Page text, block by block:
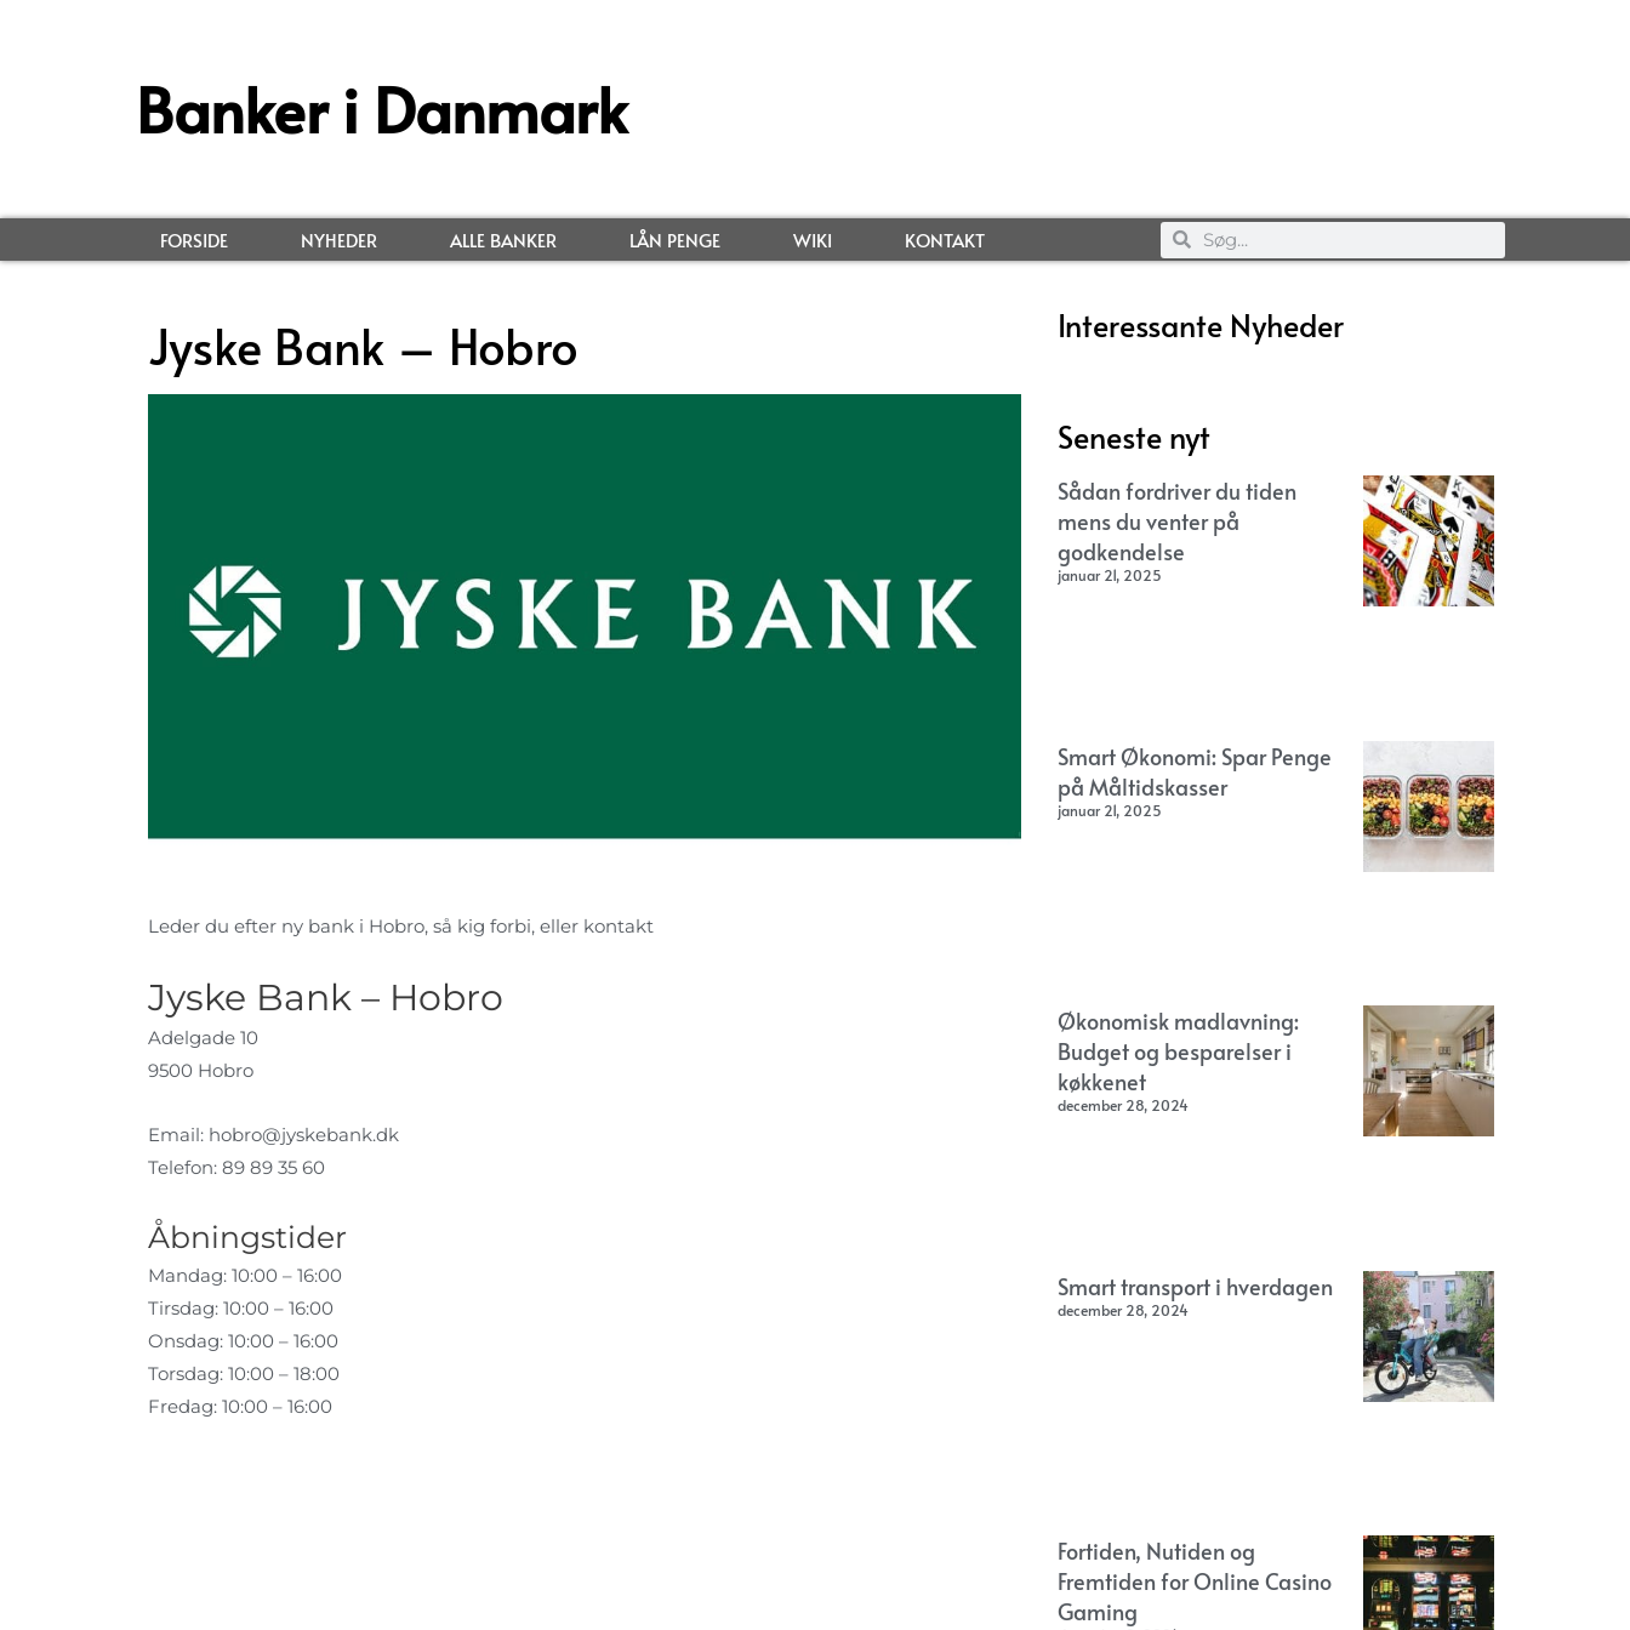
Banker i Danmark
FORSIDE NYHEDER ALLE BANKER LÅN PENGE WIKI KONTAKT
Jyske Bank – Hobro
Leder du efter ny bank i Hobro, så kig forbi, eller kontakt
Jyske Bank – Hobro
Adelgade 10
9500 Hobro
Email: hobro@jyskebank.dk
Telefon: 89 89 35 60
Åbningstider
Mandag: 10:00 – 16:00
Tirsdag: 10:00 – 16:00
Onsdag: 10:00 – 16:00
Torsdag: 10:00 – 18:00
Fredag: 10:00 – 16:00
Interessante Nyheder
Seneste nyt
Sådan fordriver du tiden
mens du venter på
godkendelse
januar 21, 2025
Smart Økonomi: Spar Penge
på Måltidskasser
januar 21, 2025
Økonomisk madlavning:
Budget og besparelser i
køkkenet
december 28, 2024
Smart transport i hverdagen
december 28, 2024
Fortiden, Nutiden og
Fremtiden for Online Casino
Gaming